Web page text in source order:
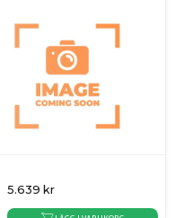
5.639 kr